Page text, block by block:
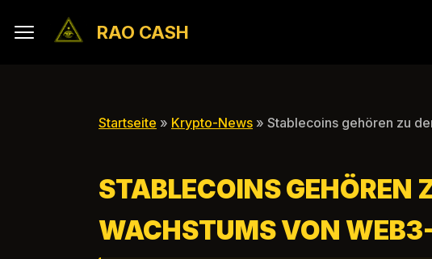
RAO CASH
Startseite » Krypto-News » Stablecoins gehören zu
STABLECOINS GEHÖREN
WACHSTUMS VON